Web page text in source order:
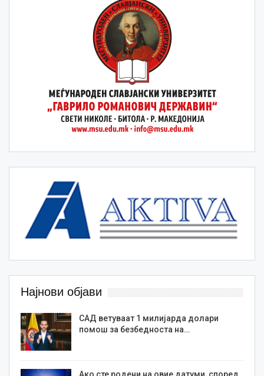
Најнови објави
САД ветуваат 1 милијарда долари
помош за безбедноста на…
Ако сте родени на овие датуми, според